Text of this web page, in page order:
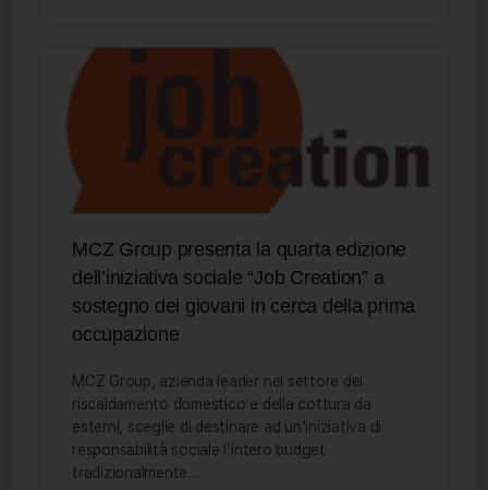
MCZ Group presenta la quarta edizione
dell’iniziativa sociale “Job Creation” a
sostegno dei giovani in cerca della prima
occupazione
MCZ Group, azienda leader nel settore del
riscaldamento domestico e della cottura da
esterni, sceglie di destinare ad un’iniziativa di
responsabilità sociale l’intero budget
tradizionalmente…